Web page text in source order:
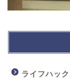
ライフハック